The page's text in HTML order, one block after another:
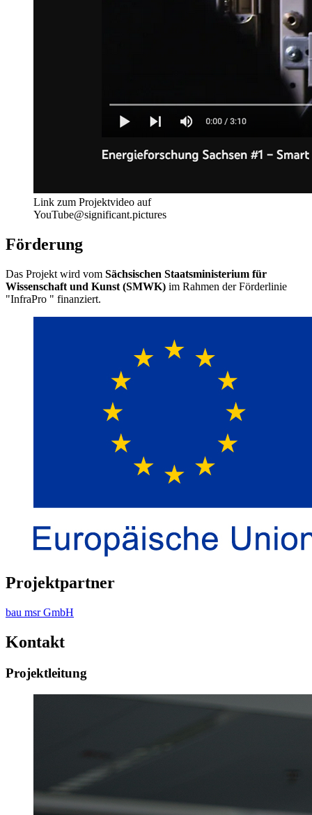
Link zum Projektvideo auf
YouTube@significant.pictures
Förderung
Das Projekt wird vom Sächsischen Staatsministerium für
Wissenschaft und Kunst (SMWK) im Rahmen der Förderlinie
"InfraPro " finanziert.
Projektpartner
bau msr GmbH
Kontakt
Projektleitung